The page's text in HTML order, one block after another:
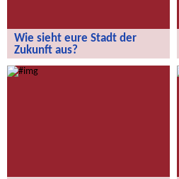
Wie sieht eure Stadt der
Zukunft aus?